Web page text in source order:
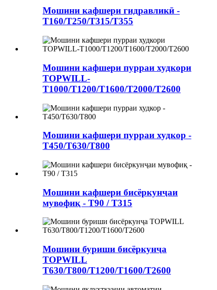
Мошини кафшери гидравликӣ -
T160/T250/T315/T355
Мошини кафшери пурраи худкори
TOPWILL-
T1000/T1200/T1600/T2000/T2600
Мошини кафшери пурраи худкор -
T450/T630/T800
Мошини кафшери бисёркунҷаи
мувофиқ - T90 / T315
Мошини буриши бисёркунҷа
TOPWILL
T630/T800/T1200/T1600/T2600